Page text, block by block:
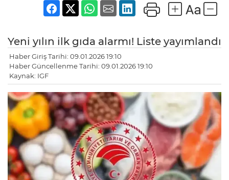
Yeni yılın ilk gıda alarmı! Liste yayımlandı
Haber Giriş Tarihi: 09.01.2026 19:10
Haber Güncellenme Tarihi: 09.01.2026 19:10
Kaynak: IGF